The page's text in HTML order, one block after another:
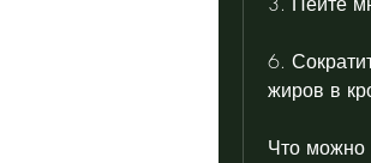
6.
жиров в
Что можно